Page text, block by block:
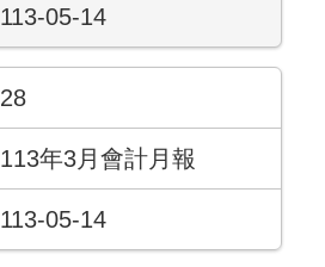
113-05-14
28
113年3月會計月報
113-05-14